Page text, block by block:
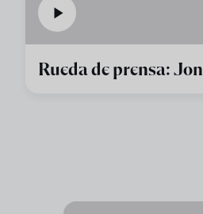
Rueda de prensa: